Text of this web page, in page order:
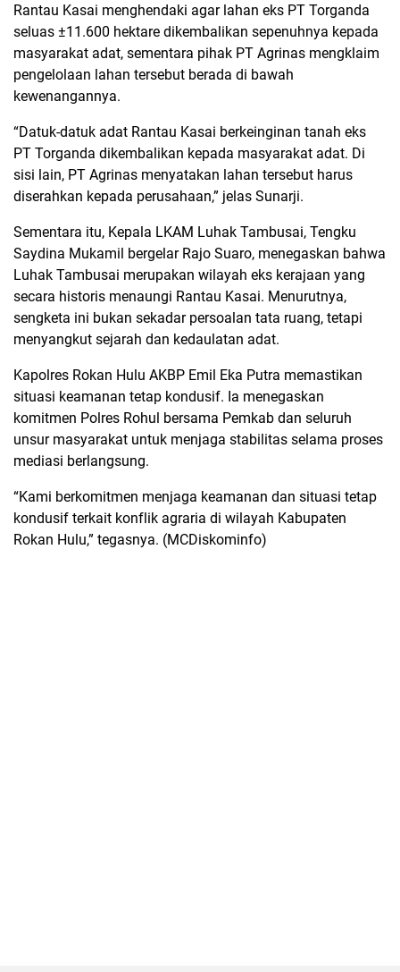
Rantau Kasai menghendaki agar lahan eks PT Torganda
seluas ±11.600 hektare dikembalikan sepenuhnya kepada
masyarakat adat, sementara pihak PT Agrinas mengklaim
pengelolaan lahan tersebut berada di bawah
kewenangannya.
“Datuk-datuk adat Rantau Kasai berkeinginan tanah eks
PT Torganda dikembalikan kepada masyarakat adat. Di
sisi lain, PT Agrinas menyatakan lahan tersebut harus
diserahkan kepada perusahaan,” jelas Sunarji.
Sementara itu, Kepala LKAM Luhak Tambusai, Tengku
Saydina Mukamil bergelar Rajo Suaro, menegaskan bahwa
Luhak Tambusai merupakan wilayah eks kerajaan yang
secara historis menaungi Rantau Kasai. Menurutnya,
sengketa ini bukan sekadar persoalan tata ruang, tetapi
menyangkut sejarah dan kedaulatan adat.
Kapolres Rokan Hulu AKBP Emil Eka Putra memastikan
situasi keamanan tetap kondusif. Ia menegaskan
komitmen Polres Rohul bersama Pemkab dan seluruh
unsur masyarakat untuk menjaga stabilitas selama proses
mediasi berlangsung.
“Kami berkomitmen menjaga keamanan dan situasi tetap
kondusif terkait konflik agraria di wilayah Kabupaten
Rokan Hulu,” tegasnya. (MCDiskominfo)